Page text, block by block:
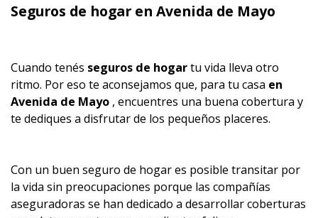
Seguros de hogar en Avenida de Mayo
Cuando tenés seguros de hogartu vida lleva otro
ritmo. Por eso te aconsejamos que, para tu casa en
Avenida de Mayo , encuentres una buena cobertura y
te dediques a disfrutar de los pequeños placeres.
Con un buen seguro de hogar es posible transitar por
la vida sin preocupaciones porque las compañías
aseguradoras se han dedicado a desarrollar coberturas